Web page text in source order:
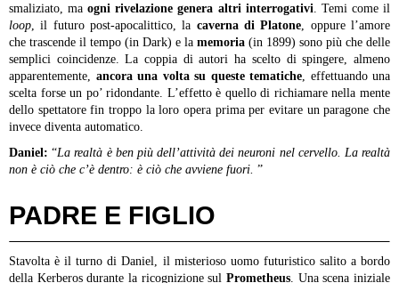
smaliziato, maogni rivelazione genera altri interrogativi. Temi come il
loop, il futuro post-apocalittico, la caverna di Platone, oppure l’amore
che trascende il tempo (in Dark) e la memoria (in 1899) sono più che delle
semplici coincidenze. La coppia di autori ha scelto di spingere, almeno
apparentemente, ancora una volta su queste tematiche, effettuando una
scelta forse un po’ ridondante. L’effetto è quello di richiamare nella mente
dello spettatore fin troppo la loro opera prima per evitare un paragone che
invece diventa automatico.
Daniel: “La realtà è ben più dell’attività dei neuroni nel cervello. La realtà
non è ciò che c’è dentro: è ciò che avviene fuori. ”
PADRE E FIGLIO
Stavolta è il turno di Daniel, il misterioso uomo futuristico salito a bordo
della Kerberos durante la ricognizione sul Prometheus. Una scena iniziale